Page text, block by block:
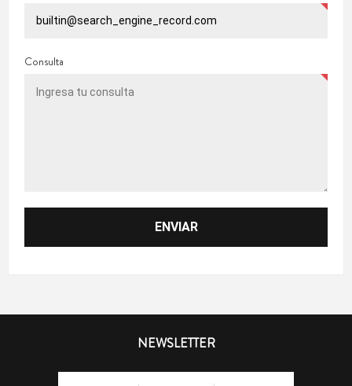
Consulta
NEWSLETTER